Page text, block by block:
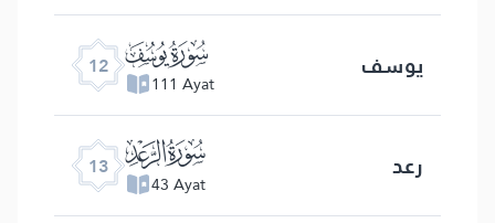
12 ﮘ
111 Ayat یوسف
13 ﮙ
43 Ayat رعد